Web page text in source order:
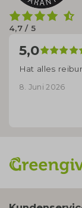
4,7 / 5
5,0
Hat alles
8. Juni 2026